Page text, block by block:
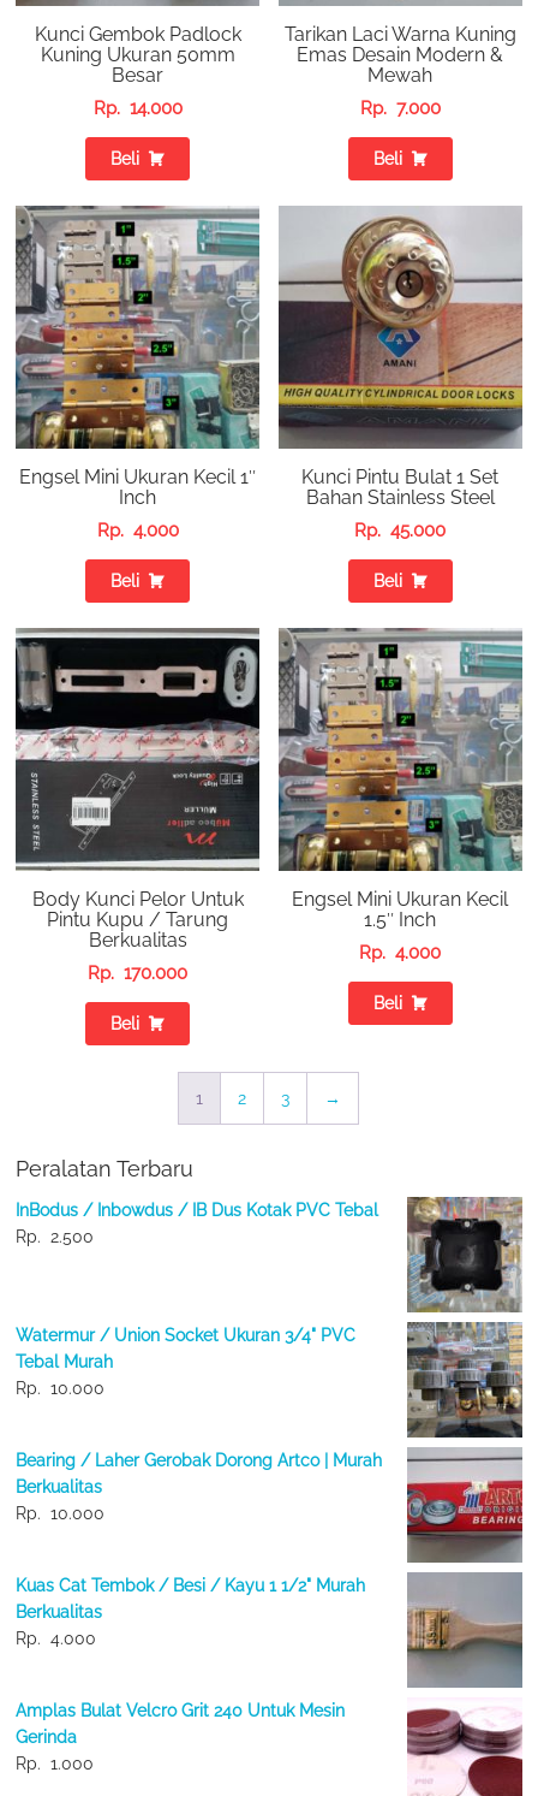
Kunci Gembok Padlock
Kuning Ukuran 50mm
Besar
Rp. 14.000
Beli
Tarikan Laci Warna Kuning
Emas Desain Modern &
Mewah
Rp. 7.000
Beli
Engsel Mini Ukuran Kecil 1″
Inch
Rp. 4.000
Beli
Kunci Pintu Bulat 1 Set
Bahan Stainless Steel
Rp. 45.000
Beli
Body Kunci Pelor Untuk
Pintu Kupu / Tarung
Berkualitas
Rp. 170.000
Beli
Engsel Mini Ukuran Kecil
1.5″ Inch
Rp. 4.000
Beli
1 2 3 →
Peralatan Terbaru
InBodus / Inbowdus / IB Dus Kotak PVC Tebal
Rp. 2.500
Watermur / Union Socket Ukuran 3/4" PVC
Tebal Murah
Rp. 10.000
Bearing / Laher Gerobak Dorong Artco | Murah
Berkualitas
Rp. 10.000
Kuas Cat Tembok / Besi / Kayu 1 1/2" Murah
Berkualitas
Rp. 4.000
Amplas Bulat Velcro Grit 240 Untuk Mesin
Gerinda
Rp. 1.000